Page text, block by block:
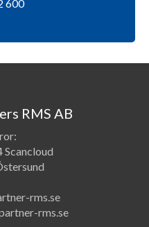
600
RMS AB
Scancloud
rms.se
rms.se